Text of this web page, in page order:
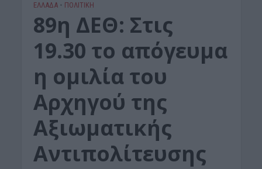
ΕΛΛΑΔΑ • ΠΟΛΙΤΙΚΗ
89η ΔΕΘ: Στις
19.30 το απόγευμα
η ομιλία του
Αρχηγού της
Αξιωματικής
Αντιπολίτευσης